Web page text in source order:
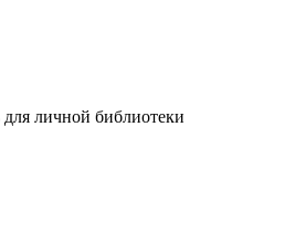
личной библиотеки